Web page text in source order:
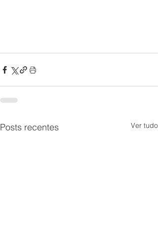
Posts recentes Ver tudo